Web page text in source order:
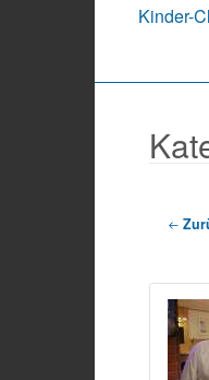
Kinder-